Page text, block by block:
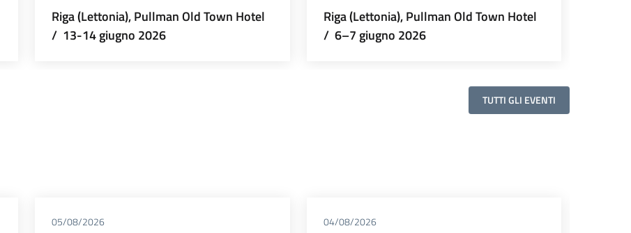
Riga (Lettonia), Pullman Old Town Hotel
/ 13-14 giugno 2026
Riga (Lettonia), Pullman Old Town Hotel
/ 6–7 giugno 2026
TUTTI GLI EVENTI
05/08/2026 04/08/2026